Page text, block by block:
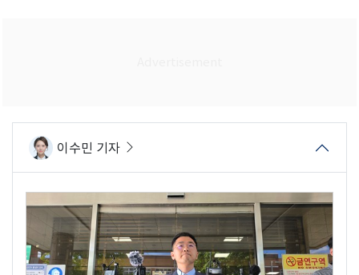
이수민 기자